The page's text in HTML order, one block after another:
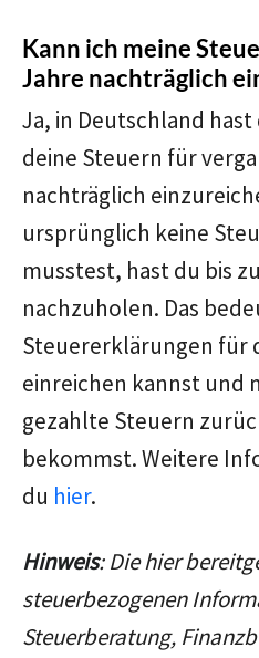
Kann ich meine
Jahre nachträglich
Ja, in Deutschland
deine Steuern für
nachträglich
ursprünglich keine
musstest, hast du bis
nachzuholen. Das
Steuererklärungen für
einreichen kannst und
gezahlte Steuern
bekommst. Weitere
du hier.
Hinweis: Die hier
steuerbezogenen
Steuerberatung,